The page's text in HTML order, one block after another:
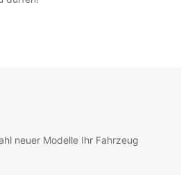
neuer Modelle Ihr Fahrzeug